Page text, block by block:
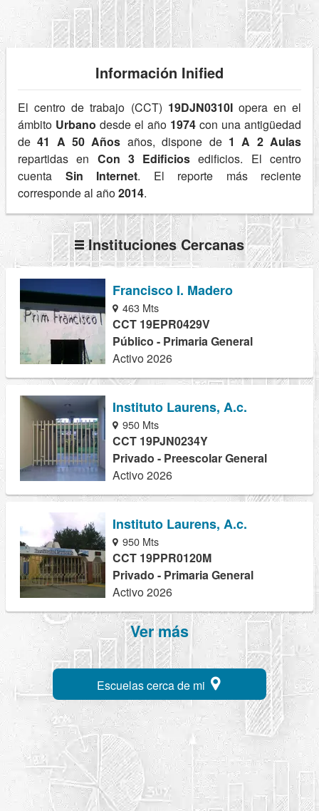
Información Inified
El centro de trabajo (CCT) 19DJN0310Iopera en el
ámbito Urbano desde el año 1974 con una antigüedad
de41 A 50 Años años, dispone de 1 A 2 Aulas
repartidas en Con 3 Edificios edificios. El centro
cuenta Sin Internet. El reporte más reciente
corresponde al año2014.
Instituciones Cercanas
Francisco I. Madero
463 Mts
CCT 19EPR0429V
Público - Primaria General
Activo 2026
Instituto Laurens, A.c.
950 Mts
CCT 19PJN0234Y
Privado - Preescolar General
Activo 2026
Instituto Laurens, A.c.
950 Mts
CCT 19PPR0120M
Privado - Primaria General
Activo 2026
Ver más
Escuelas cerca de mi